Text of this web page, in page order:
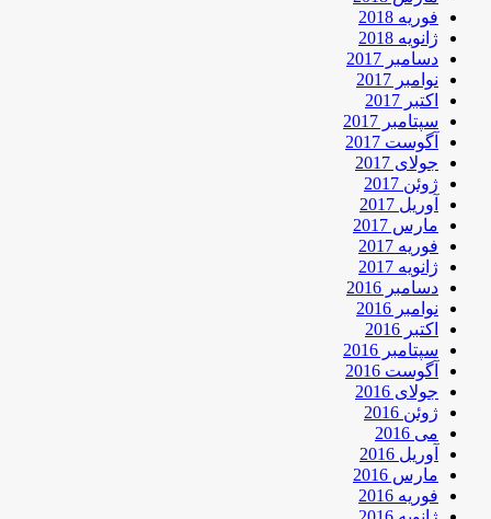
فوریه 2018
ژانویه 2018
دسامبر 2017
نوامبر 2017
اکتبر 2017
سپتامبر 2017
آگوست 2017
جولای 2017
ژوئن 2017
آوریل 2017
مارس 2017
فوریه 2017
ژانویه 2017
دسامبر 2016
نوامبر 2016
اکتبر 2016
سپتامبر 2016
آگوست 2016
جولای 2016
ژوئن 2016
می 2016
آوریل 2016
مارس 2016
فوریه 2016